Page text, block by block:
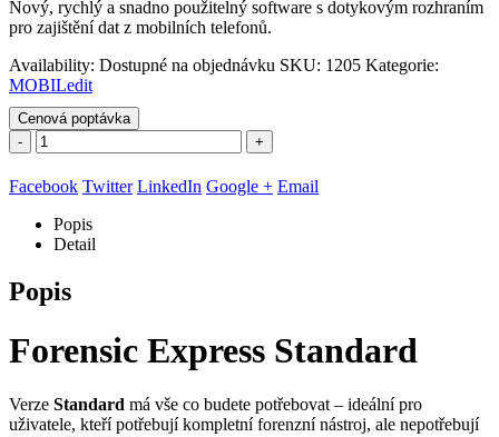
Nový, rychlý a snadno použitelný software s dotykovým rozhraním
pro zajištění dat z mobilních telefonů.
Availability: Dostupné na objednávku SKU: 1205 Kategorie:
MOBILedit
Cenová poptávka
-
+
Facebook Twitter LinkedIn Google + Email
Popis
Detail
Popis
Forensic Express Standard
Verze Standard má vše co budete potřebovat – ideální pro
uživatele, kteří potřebují kompletní forenzní nástroj, ale nepotřebují